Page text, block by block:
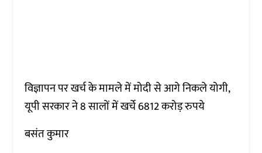
विज्ञापन पर खर्च के मामले में मोदी से आगे निकले योगी,
यूपी सरकार ने 8 सालों में खर्चे 6812 करोड़ रुपये
बसंत कुमार